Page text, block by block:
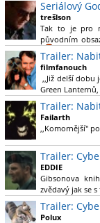
Seriálový
trešlson
Tak to je pro
původním
Trailer:
filmfanouch
,,Již delší dobu
Green
více se ovšem
Green
Trailer:
Failarth
,,Komornější"
Nebál bych se
tak i formou.
Výběr Ulricha
bravo.
Chandler je
Trailer:
EDDIE
Gibsonova
zvědavý jak se
Trailer:
Polux